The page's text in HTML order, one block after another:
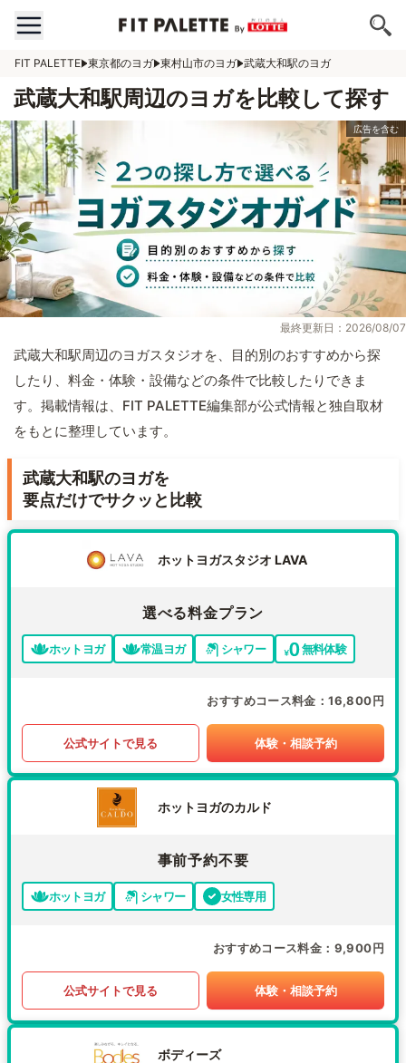
FIT PALETTE 東京都のヨガ 東村山市のヨガ 武蔵大和駅のヨガ
武蔵大和駅周辺のヨガを比較して探す
最終更新日：2026/08/07
武蔵大和駅周辺のヨガスタジオを、目的別のおすすめから探
したり、料金・体験・設備などの条件で比較したりできま
す。掲載情報は、FIT PALETTE編集部が公式情報と独自取材
をもとに整理しています。
武蔵大和駅のヨガを
要点だけでサクッと比較
ホットヨガスタジオ LAVA
選べる料金プラン
ホットヨガ 常温ヨガ シャワー 無料体験
おすすめコース料金 16,800円
公式サイトで見る 体験・相談予約
ホットヨガのカルド
事前予約不要
ホットヨガ シャワー 女性専用
おすすめコース料金 9,900円
公式サイトで見る 体験・相談予約
ボディーズ